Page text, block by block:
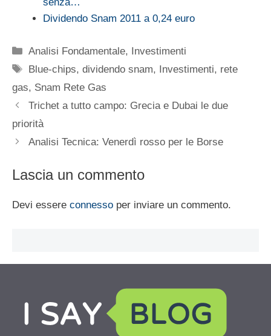
senza…
Dividendo Snam 2011 a 0,24 euro
Categorie
Analisi Fondamentale, Investimenti
Tag
Blue-chips,dividendo snam, Investimenti, rete
gas, Snam Rete Gas
Trichet a tutto campo: Grecia e Dubai le due
priorità
Analisi Tecnica: Venerdì rosso per le Borse
Lascia un commento
Devi essere connesso per inviare un commento.